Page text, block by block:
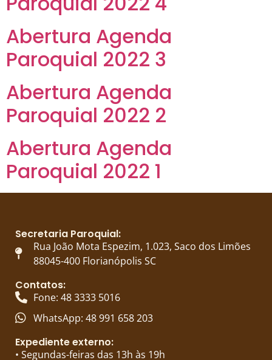
Abertura Agenda
Paroquial 2022 3
Abertura Agenda
Paroquial 2022 2
Abertura Agenda
Paroquial 2022 1
Secretaria Paroquial:
Rua João Mota Espezim, 1.023, Saco dos Limões
88045-400 Florianópolis SC
Contatos:
Fone: 48 3333 5016
WhatsApp: 48 991 658 203
Expediente externo:
• Segundas-feiras das 13h às 19h